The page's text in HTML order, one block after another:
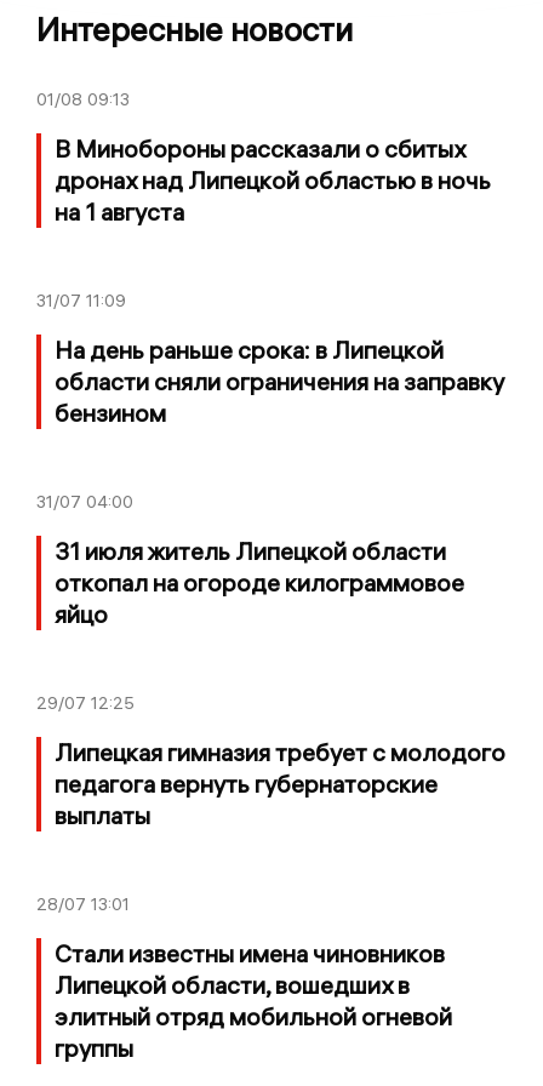
Интересные новости
01/08 09:13
В Минобороны рассказали о сбитых
дронах над Липецкой областью в ночь
на 1 августа
31/07 11:09
На день раньше срока: в Липецкой
области сняли ограничения на заправку
бензином
31/07 04:00
31 июля житель Липецкой области
откопал на огороде килограммовое
яйцо
29/07 12:25
Липецкая гимназия требует с молодого
педагога вернуть губернаторские
выплаты
28/07 13:01
Стали известны имена чиновников
Липецкой области, вошедших в
элитный отряд мобильной огневой
группы